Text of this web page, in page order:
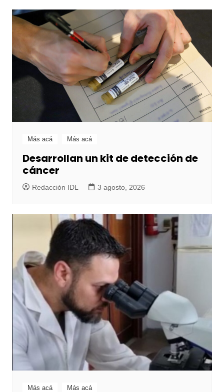
Más acá Más acá
Desarrollan un kit de detección de
cáncer
Redacción IDL 3 agosto, 2026
Más acá Más acá